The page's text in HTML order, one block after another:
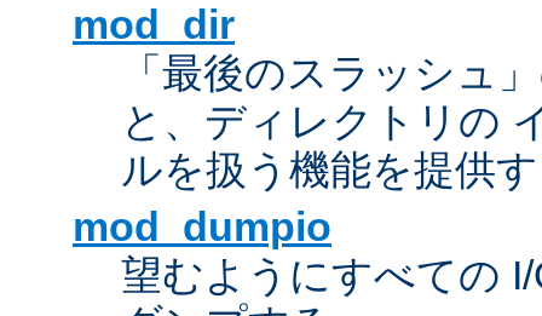
mod_dir
「最後のスラッシュ
と、ディレクトリの
ルを扱う機能を提供
mod_dumpio
望むようにすべての